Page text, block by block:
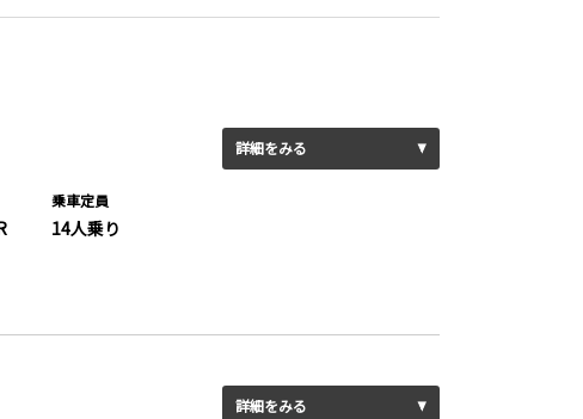
乗車定員
14人乗り
詳細をみる
詳細をみる